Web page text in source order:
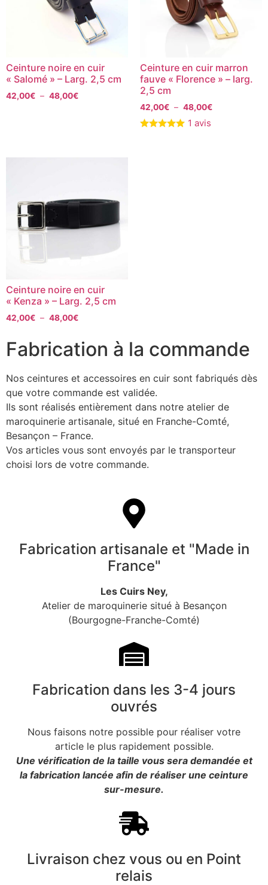
Ceinture noire en cuir
« Salomé » – Larg. 2,5 cm
42,00€ – 48,00€
Ceinture en cuir marron
fauve « Florence » – larg.
2,5 cm
42,00€ – 48,00€
1 avis
Ceinture noire en cuir
« Kenza » – Larg. 2,5 cm
42,00€ – 48,00€
Fabrication à la commande
Nos ceintures et accessoires en cuir sont fabriqués dès
que votre commande est validée.
Ils sont réalisés entièrement dans notre atelier de
maroquinerie artisanale, situé en Franche-Comté,
Besançon – France.
Vos articles vous sont envoyés par le transporteur
choisi lors de votre commande.
Fabrication artisanale et "Made in
France"
Les Cuirs Ney,
Atelier de maroquinerie situé à Besançon
(Bourgogne-Franche-Comté)
Fabrication dans les 3-4 jours
ouvrés
Nous faisons notre possible pour réaliser votre
article le plus rapidement possible.
Une vérification de la taille vous sera demandée et
la fabrication lancée afin de réaliser une ceinture
sur-mesure.
Livraison chez vous ou en Point
relais